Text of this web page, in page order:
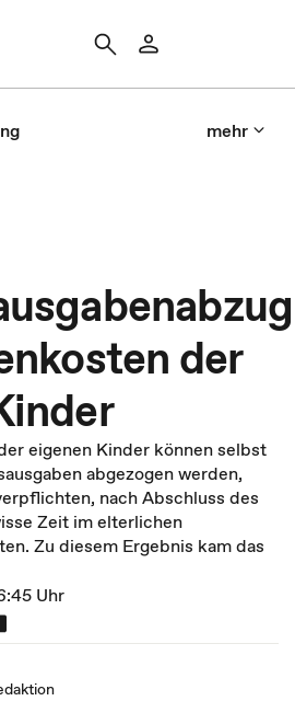
mehr
der
eigenen Kinder können selbst
abgezogen werden,
nach Abschluss des
Zeit im elterlichen
Zu diesem Ergebnis kam das
Uhr